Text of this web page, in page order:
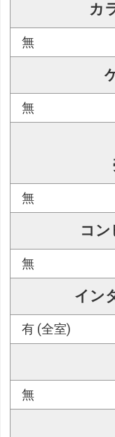
カ
無
無
無
コ
無
イン
有 (全室)
無